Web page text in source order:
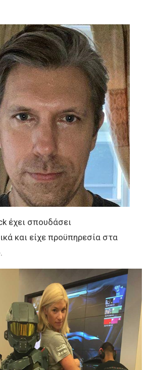
έχει σπουδάσει
και είχε προϋπηρεσία στα